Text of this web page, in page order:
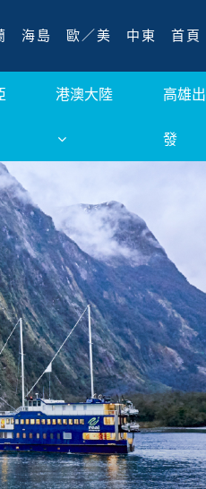
海島 歐／美 中東 首頁
港澳大陸 高雄出
發
收藏